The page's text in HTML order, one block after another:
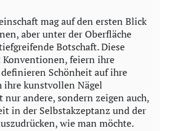
mag auf den ersten Blick
aber unter der Oberfläche
Botschaft. Diese
Konventionen, feiern ihre
Schönheit auf ihre
ihre kunstvollen Nägel
andere, sondern zeigen auch,
in der Selbstakzeptanz und der
wie man möchte.